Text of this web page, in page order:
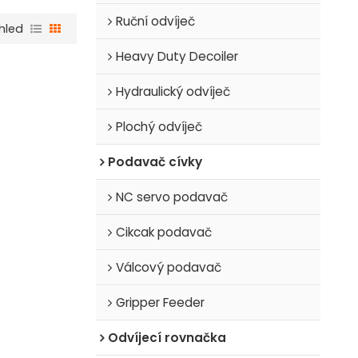
Ruční odvíječ
Heavy Duty Decoiler
Hydraulický odvíječ
Plochý odvíječ
Podavač cívky
NC servo podavač
Cikcak podavač
Válcový podavač
Gripper Feeder
Odvíjecí rovnačka